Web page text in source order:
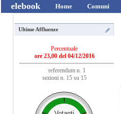
elebook Home Comuni
Ultime Affluenze
Percentuale
ore 23,00 del 04/12/2016
referendum n. 1
sezioni n. 15 su 15